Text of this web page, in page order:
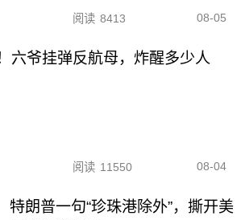
阅读 8413 08-05
六爷挂弹反航母，炸醒多少人
阅读 11550 08-04
特朗普一句“珍珠港除外”，撕开美